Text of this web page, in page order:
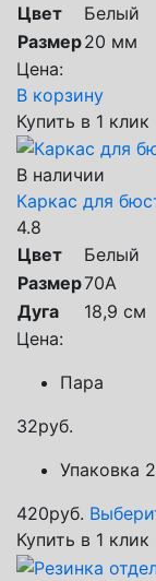
Цвет
Белый
Размер20 мм
Цена:
В корзину
Купить в 1 клик
В наличии
Каркас для
4.8
Цвет
Белый
Размер70А
Дуга
18,9 см
Цена:
Пара
32руб.
Упаковка
420руб.
Купить в 1 клик